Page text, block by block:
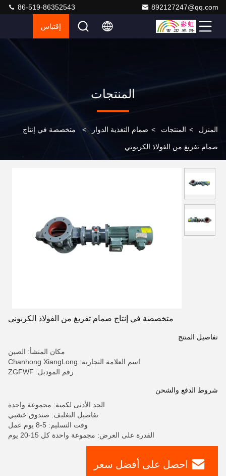
892127247@qq.com
86-519-86352543
إقتباس
المنتجات
المنزل > المنتجات > صمام التغذية الدوار > متخصصة في إنتاج
صمام تفريغ من الفولاذ الكربوني
متخصصة في إنتاج صمام تفريغ من الفولاذ الكربوني
تفاصيل المنتج
مكان المنشأ: الصين
اسم العلامة التجارية: Chanhong XiangLong
رقم الموديل: ZGFWF
شروط الدفع والشحن
الحد الأدنى لكمية: مجموعة واحدة
تفاصيل التغليف: صندوق خشبي
وقت التسليم: 5-8 يوم عمل
القدرة على العرض: مجموعة واحدة كل 15-20 يوم
احصل على أفضل سعر